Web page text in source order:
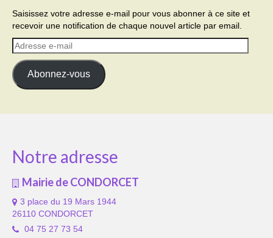
Saisissez votre adresse e-mail pour vous abonner à ce site et
recevoir une notification de chaque nouvel article par email.
Adresse
e-
mail
Abonnez-vous
Notre adresse
Mairie de CONDORCET
3 place du 19 Mars 1944
26110 CONDORCET
04 75 27 73 54